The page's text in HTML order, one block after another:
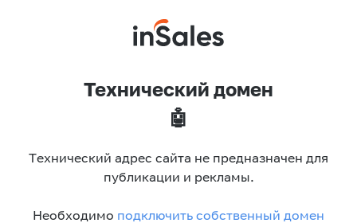
Технический домен
🤖
Технический адрес сайта не предназначен для
публикации и рекламы.
Необходимо подключить собственный домен